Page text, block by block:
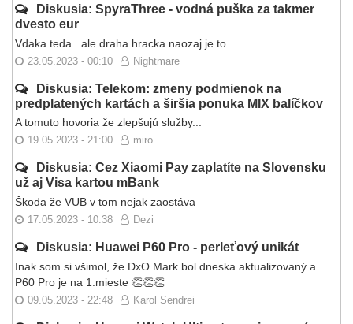
Diskusia: SpyraThree - vodná puška za takmer
dvesto eur
Vdaka teda...ale draha hracka naozaj je to
23.05.2023 - 00:10 Nightmare
Diskusia: Telekom: zmeny podmienok na
predplatených kartách a širšia ponuka MIX balíčkov
A tomuto hovoria že zlepšujú služby...
19.05.2023 - 21:00 miro
Diskusia: Cez Xiaomi Pay zaplatíte na Slovensku
už aj Visa kartou mBank
Škoda že VUB v tom nejak zaostáva
17.05.2023 - 10:38 Dezi
Diskusia: Huawei P60 Pro - perleťový unikát
Inak som si všimol, že DxO Mark bol dneska aktualizovaný a
P60 Pro je na 1.mieste 👏👏👏
09.05.2023 - 22:48 Karol Sendrei